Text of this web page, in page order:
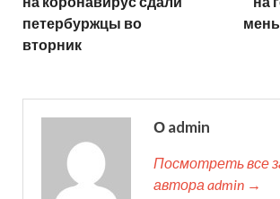
петербуржцы во
вторник
О admin
Посмотреть все
автора admin →